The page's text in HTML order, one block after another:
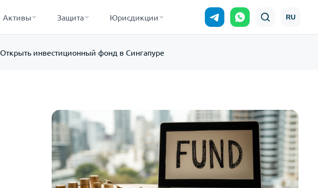
Активы Защита Юрисдикции RU
Открыть инвестиционный фонд в Сингапуре